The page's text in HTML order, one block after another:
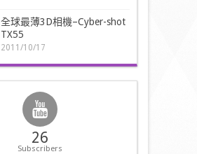
全球最薄3D相機–Cyber-shot
TX55
2011/10/17
26
Subscribers